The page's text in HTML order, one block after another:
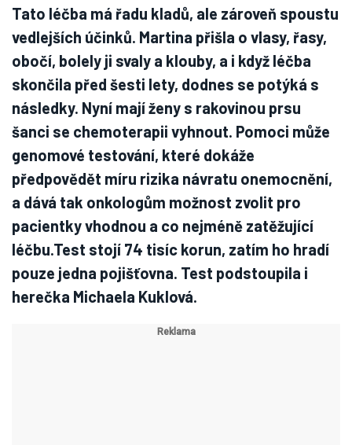
Tato léčba má řadu kladů, ale zároveň spoustu
vedlejších účinků. Martina přišla o vlasy, řasy,
obočí, bolely ji svaly a klouby, a i když léčba
skončila před šesti lety, dodnes se potýká s
následky. Nyní mají ženy s rakovinou prsu
šanci se chemoterapii vyhnout. Pomoci může
genomové testování, které dokáže
předpovědět míru rizika návratu onemocnění,
a dává tak onkologům možnost zvolit pro
pacientky vhodnou a co nejméně zatěžující
léčbu.Test stojí 74 tisíc korun, zatím ho hradí
pouze jedna pojišťovna. Test podstoupila i
herečka Michaela Kuklová.